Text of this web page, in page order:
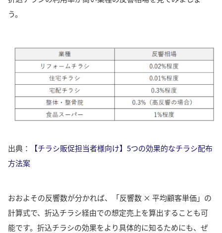
う。
出典：
【チラシ販促担当者様向け】5つの効果的なチラシ配布
方法案
おおよその反響数が分かれば、「反響数 × 平均顧客単価」の
計算式で、折込チラシ経由での想定売上を算出することも可
能です。 折込チラシの効果をより具体的に知るためにも、ぜ